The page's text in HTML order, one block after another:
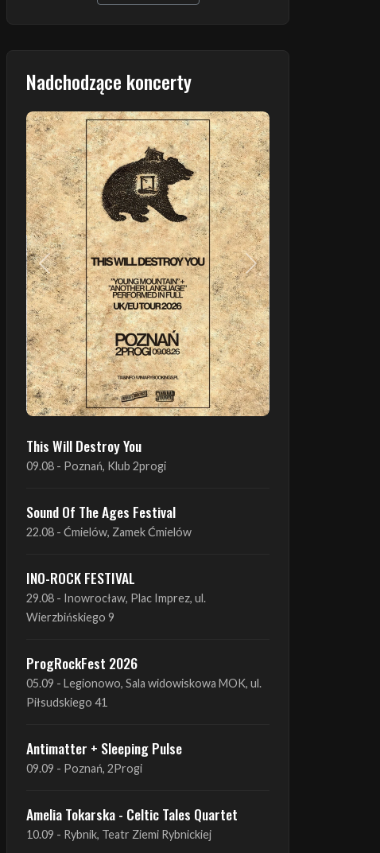
Nadchodzące koncerty
Poprzedni Następny
This Will Destroy You
09.08 - Poznań, Klub 2progi
Sound Of The Ages Festival
22.08 - Ćmielów, Zamek Ćmielów
INO-ROCK FESTIVAL
29.08 - Inowrocław, Plac Imprez, ul.
ProgRockFest 2026
05.09 - Legionowo, Sala widowiskowa MOK, ul.
Antimatter + Sleeping Pulse
09.09 - Poznań, 2Progi
Amelia Tokarska - Celtic Tales Quartet
10.09 - Rybnik, Teatr Ziemi Rybnickiej
Antimatter + Sleeping Pulse
10.09 - Gdańsk, Drizzly Grizzly